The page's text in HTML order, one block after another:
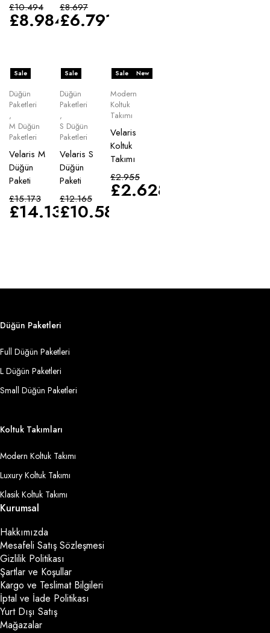
£10.494
£8.984
£8.697
£6.791
Sale
Düğün
Paketleri
,
M Düğün
Paketleri
Velaris M
Düğün
Paketi
£15.173
£14.135
Sale
Düğün
Paketleri
,
S Düğün
Paketleri
Velaris S
Düğün
Paketi
£12.165
£10.583
Sale New
Modern
Koltuk
Takımı
Velaris
Koltuk
Takımı
£2.955
£2.628
Düğün Paketleri
Full Düğün Paketleri
L Düğün Paketleri
Small Düğün Paketleri
Koltuk Takımları
Modern Koltuk Takımı
Luxury Koltuk Takımı
Klasik Koltuk Takımı
Kurumsal
Hakkımızda
Mesafeli Satış Sözleşmesi
Gizlilik Politikası
Şartlar ve Koşullar
Kargo ve Teslimat Bilgileri
İptal ve İade Politikası
Yurt Dışı Satış
Mağazalar